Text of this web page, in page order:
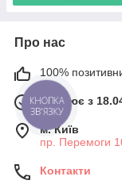
Про нас
100%
Працює з
м. Київ
пр. Перемоги
Контакти
КНОПКА
ЗВ'ЯЗКУ